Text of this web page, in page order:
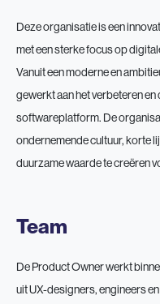
Deze organisatie is een
met een sterke focus op
Vanuit een moderne en
gewerkt aan het verbeteren
softwareplatform. De
ondernemende cultuur, korte
duurzame waarde te creëren
Team
De Product Owner werkt
uit UX-designers, engineers